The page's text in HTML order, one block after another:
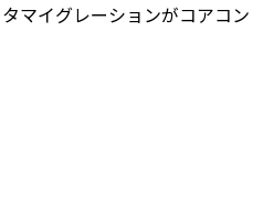
マイグレーションがコアコン